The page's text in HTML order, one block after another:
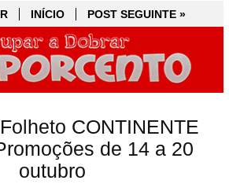
INÍCIO POST SEGUINTE »
CONTINENTE
de 14 a 20
outubro
INÍCIO POST SEGUINTE »